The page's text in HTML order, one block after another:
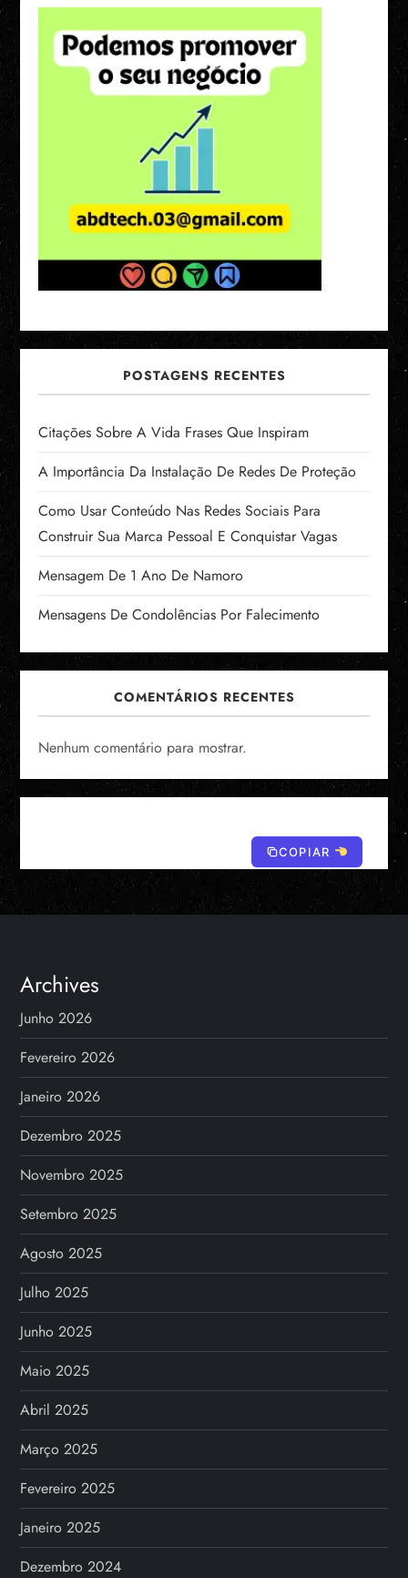
POSTAGENS RECENTES
Citações Sobre A Vida Frases Que Inspiram
A Importância Da Instalação De Redes De Proteção
Como Usar Conteúdo Nas Redes Sociais Para
Construir Sua Marca Pessoal E Conquistar Vagas
Mensagem De 1 Ano De Namoro
Mensagens De Condolências Por Falecimento
COMENTÁRIOS RECENTES
Nenhum comentário para mostrar.
COPIAR
Archives
Junho 2026
Fevereiro 2026
Janeiro 2026
Dezembro 2025
Novembro 2025
Setembro 2025
Agosto 2025
Julho 2025
Junho 2025
Maio 2025
Abril 2025
Março 2025
Fevereiro 2025
Janeiro 2025
Dezembro 2024